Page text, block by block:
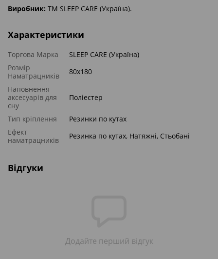
Виробник: ТМ SLEEP CARE (Україна).
Характеристики
Торгова Марка
SLEEP CARE (Україна)
Розмір
Наматрацників
80x180
Наповнення
аксесуарів для
сну
Поліестер
Тип кріплення
Резинки по кутах
Ефект
наматрацників
Резинка по кутах, Натяжні, Стьобані
Відгуки
Додайте перший відгук